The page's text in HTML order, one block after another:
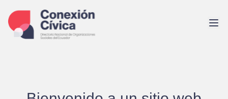
contenido